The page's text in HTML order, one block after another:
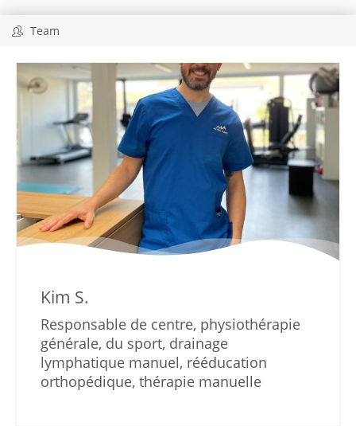
Team
Kim S.
Responsable de centre, physiothérapie
générale, du sport, drainage
lymphatique manuel, rééducation
orthopédique, thérapie manuelle